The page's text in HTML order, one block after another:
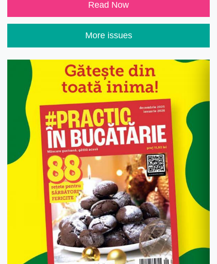
Read Now
More issues